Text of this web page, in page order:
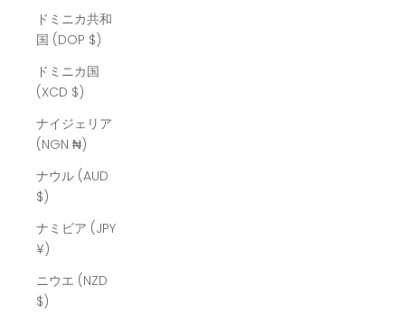
ドミニカ共和
国 (DOP $)
ドミニカ国
(XCD $)
ナイジェリア
(NGN ₦)
ナウル (AUD
$)
ナミビア (JPY
¥)
ニウエ (NZD
$)